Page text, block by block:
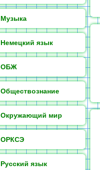
Музыка
Немецкий язык
ОБЖ
Обществознание
Окружающий мир
ОРКСЭ
Русский язык